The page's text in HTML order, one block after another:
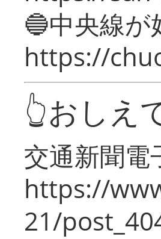
🔵中央線
https://
👆おし
交通新聞
https://
21/